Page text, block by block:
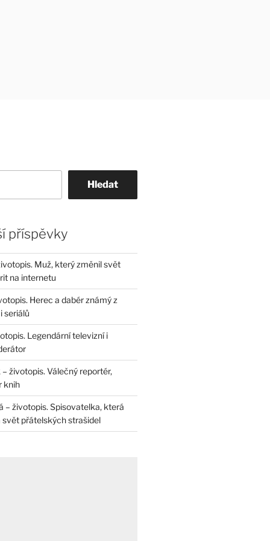
Hledat
příspěvky
Muž, který změnil svět
na internetu
Herec a dabér známý z
seriálů
Legendární televizní i
životopis. Válečný reportér,
knih
– životopis. Spisovatelka, která
přátelských strašidel